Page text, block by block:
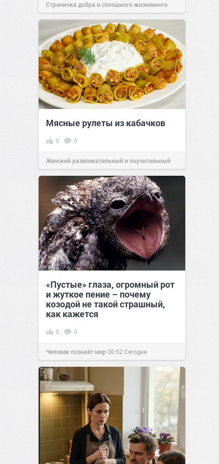
Страничка добра и сплошного жизненного
позитива!00:28Сегодня
Мясные рулеты из кабачков
0 0
Женский развлекательный и поучительный
сайт.23:41Вчера
«Пустые» глаза, огромный рот
и жуткое пение – почему
козодой не такой страшный,
как кажется
0 0
Человек познаёт мир00:52 Сегодня